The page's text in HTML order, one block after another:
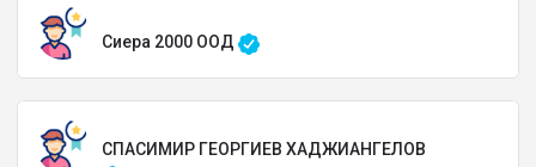
Сиера 2000 ООД
СПАСИМИР ГЕОРГИЕВ ХАДЖИАНГЕЛОВ